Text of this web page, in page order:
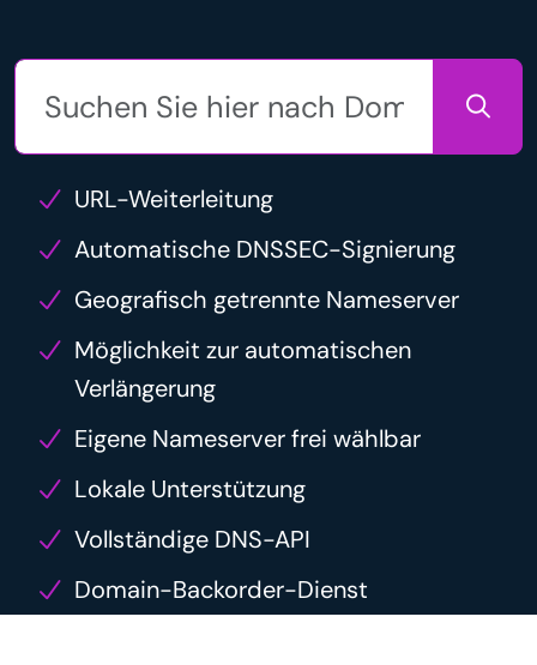
URL-Weiterleitung
Automatische DNSSEC-Signierung
Geografisch getrennte Nameserver
Möglichkeit zur automatischen
Verlängerung
Eigene Nameserver frei wählbar
Lokale Unterstützung
Vollständige DNS-API
Domain-Backorder-Dienst